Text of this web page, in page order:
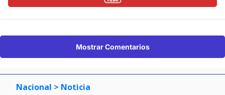
Mostrar Comentarios
Nacional > Noticia